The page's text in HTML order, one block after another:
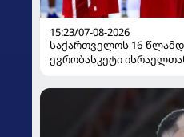
15:23/07-08-2026
საქართველოს 16-
ევრობასკეტი